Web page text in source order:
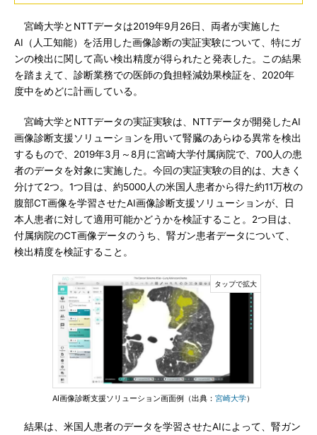
宮崎大学とNTTデータは2019年9月26日、両者が実施した
AI（人工知能）を活用した画像診断の実証実験について、特にガ
ンの検出に関して高い検出精度が得られたと発表した。この結果
を踏まえて、診断業務での医師の負担軽減効果検証を、2020年
度中をめどに計画している。
宮崎大学とNTTデータの実証実験は、NTTデータが開発したAI
画像診断支援ソリューションを用いて腎臓のあらゆる異常を検出
するもので、2019年3月～8月に宮崎大学付属病院で、700人の患
者のデータを対象に実施した。今回の実証実験の目的は、大きく
分けて2つ。1つ目は、約5000人の米国人患者から得た約11万枚の
腹部CT画像を学習させたAI画像診断支援ソリューションが、日
本人患者に対して適用可能かどうかを検証すること。2つ目は、
付属病院のCT画像データのうち、腎ガン患者データについて、
検出精度を検証すること。
AI画像診断支援ソリューション画面例（出典： 宮崎大学）
結果は、米国人患者のデータを学習させたAIによって、腎ガン